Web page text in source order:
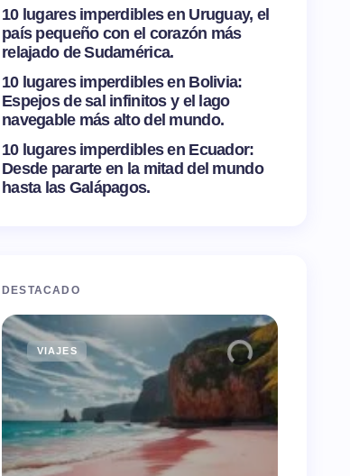
10 lugares imperdibles en Uruguay, el
país pequeño con el corazón más
relajado de Sudamérica.
10 lugares imperdibles en Bolivia:
Espejos de sal infinitos y el lago
navegable más alto del mundo.
10 lugares imperdibles en Ecuador:
Desde pararte en la mitad del mundo
hasta las Galápagos.
DESTACADO
VIAJES